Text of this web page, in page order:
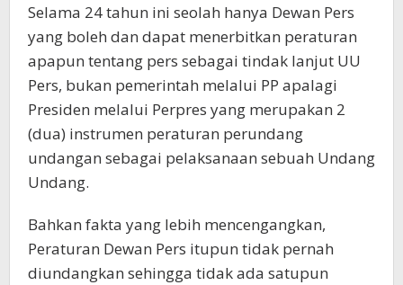
Selama 24 tahun ini seolah hanya Dewan Pers
yang boleh dan dapat menerbitkan peraturan
apapun tentang pers sebagai tindak lanjut UU
Pers, bukan pemerintah melalui PP apalagi
Presiden melalui Perpres yang merupakan 2
(dua) instrumen peraturan perundang
undangan sebagai pelaksanaan sebuah Undang
Undang.
Bahkan fakta yang lebih mencengangkan,
Peraturan Dewan Pers itupun tidak pernah
diundangkan sehingga tidak ada satupun